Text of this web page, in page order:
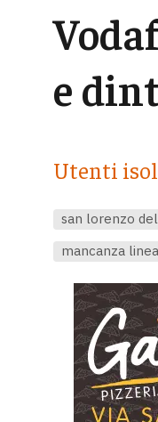
e
Utenti
san lorenzo
mancanza